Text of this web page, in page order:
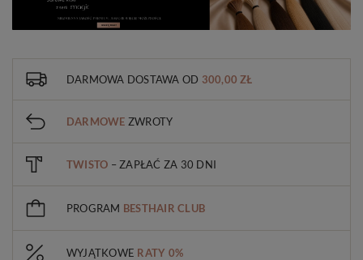
DARMOWA DOSTAWA OD 300,00 ZŁ
DARMOWE ZWROTY
TWISTO – ZAPŁAĆ ZA 30 DNI
PROGRAM BESTHAIR CLUB
WYJĄTKOWE RATY 0%